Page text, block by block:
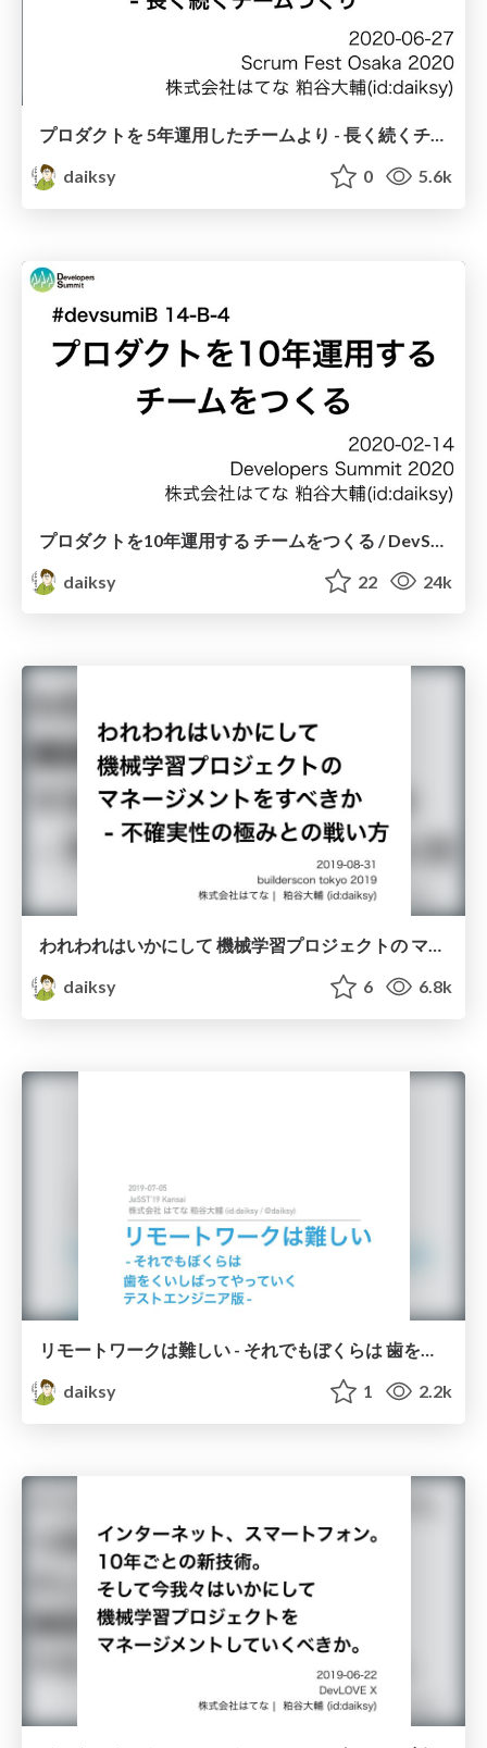
プロダクトを 5年運用したチームより - 長く続くチームづくり / ScramFestOsaka 2020
daiksy
0 5.6k
daiksy
22 24k
われわれはいかにして 機械学習プロジェクトの マネージメントをすべきか/builderscon tokyo 2019
daiksy
6 6.8k
リモートワークは難しい - それでもぼくらは 歯をくいしばってやっていく テストエンジニア版 - / JaSST Kansai 2019
daiksy
1 2.2k